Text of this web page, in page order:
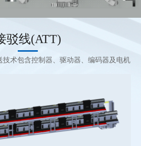
驳线(ATT)
技术包含控制器、驱动器、编码器及电机